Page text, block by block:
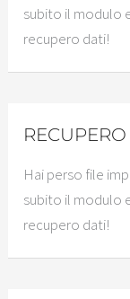
subito il modulo
recupero dati!
Hai perso file
subito il modulo
recupero dati!